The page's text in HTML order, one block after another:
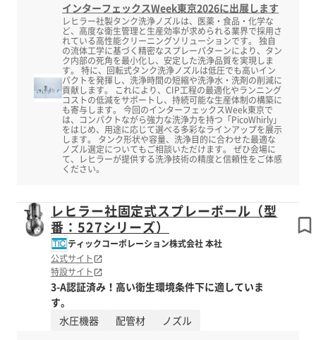
インターフェックスWeek東京2026に出展します
レヒラー社製タンク洗浄ノズルは、医薬・食品・化学な
ど、高度な衛生管理と生産効率が求められる業界で採用さ
れている高性能クリーニングソリューションです。 独自
の流体工学に基づく精密なスプレーパターンにより、タン
ク内部の死角を最小化し、安定した洗浄品質を実現しま
す。 特に、回転式タンク洗浄ノズルは低圧でも高いイン
パクトを発揮し、洗浄時間の短縮や洗浄水・洗剤の削減に
貢献します。 これにより、CIP工程の最適化やランニング
コストの低減をサポートし、持続可能な生産体制の構築に
も寄与します。 今回のインターフェックスWeek東京で
は、コンパクトながら強力な洗浄力を持つ「PicoWhirly」
をはじめ、用途に応じて選べる多彩なラインアップを展示
します。 タンク形状や容量、洗浄目的に合わせた最適な
ノズル選定についてもご相談いただけます。 ぜひ会場に
て、レヒラーが提供する洗浄技術の精度と信頼性をご体感
ください。
レヒラー社固定式スプレーボール（型
番：527シリーズ）
ティックコーポレーション株式会社 本社
公式サイト
特設サイト
3-A認証済み！高い衛生環境条件下に適していま
す。
水圧機器
配管材
ノズル